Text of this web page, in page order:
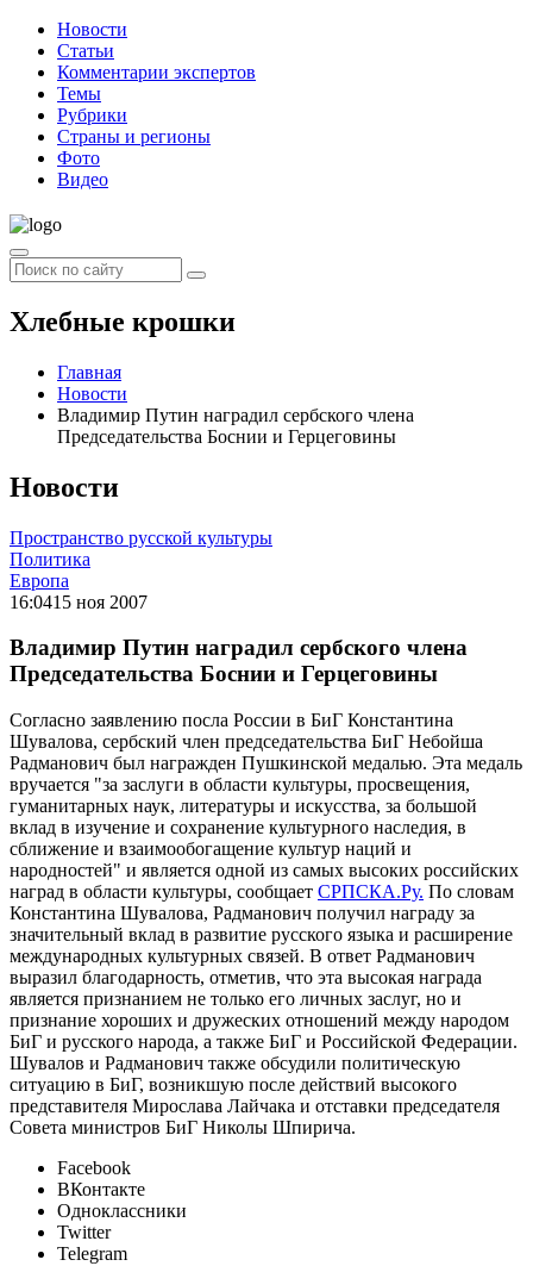
Новости
Статьи
Комментарии экспертов
Темы
Рубрики
Страны и регионы
Фото
Видео
Хлебные крошки
Главная
Новости
Владимир Путин наградил сербского члена
Председательства Боснии и Герцеговины
Новости
Пространство русской культуры
Политика
Европа
16:0415 ноя 2007
Владимир Путин наградил сербского члена
Председательства Боснии и Герцеговины
Согласно заявлению посла России в БиГ Константина
Шувалова, сербский член председательства БиГ Небойша
Радманович был награжден Пушкинской медалью. Эта медаль
вручается "за заслуги в области культуры, просвещения,
гуманитарных наук, литературы и искусства, за большой
вклад в изучение и сохранение культурного наследия, в
сближение и взаимообогащение культур наций и
народностей" и является одной из самых высоких российских
наград в области культуры, сообщает СРПСКА.Ру. По словам
Константина Шувалова, Радманович получил награду за
значительный вклад в развитие русского языка и расширение
международных культурных связей. В ответ Радманович
выразил благодарность, отметив, что эта высокая награда
является признанием не только его личных заслуг, но и
признание хороших и дружеских отношений между народом
БиГ и русского народа, а также БиГ и Российской Федерации.
Шувалов и Радманович также обсудили политическую
ситуацию в БиГ, возникшую после действий высокого
представителя Мирослава Лайчака и отставки председателя
Совета министров БиГ Николы Шпирича.
Facebook
ВКонтакте
Одноклассники
Twitter
Telegram